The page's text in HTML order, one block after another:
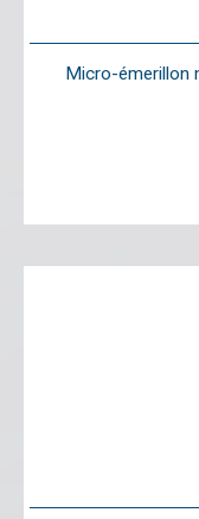
Micro-émerillon